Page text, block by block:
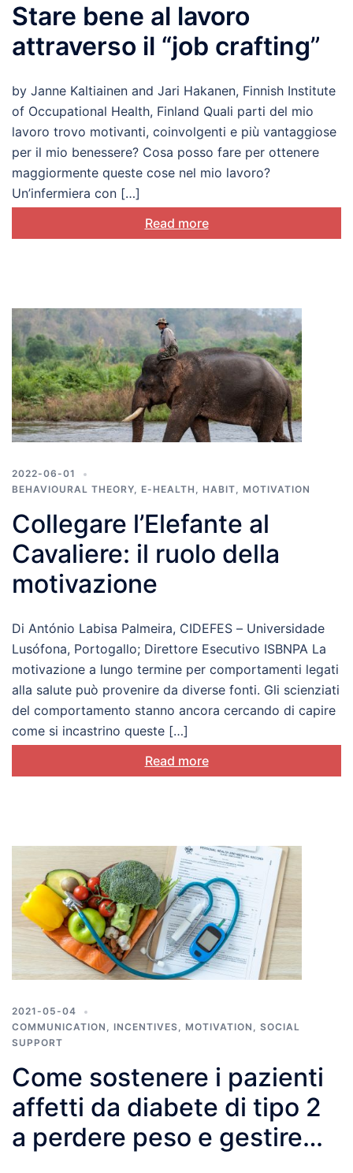
Stare bene al lavoro
attraverso il “job crafting”
by Janne Kaltiainen and Jari Hakanen, Finnish Institute
of Occupational Health, Finland Quali parti del mio
lavoro trovo motivanti, coinvolgenti e più vantaggiose
per il mio benessere? Cosa posso fare per ottenere
maggiormente queste cose nel mio lavoro?
Un’infermiera con […]
Read more
2022-06-01
BEHAVIOURAL THEORY, E-HEALTH , HABIT, MOTIVATION
Collegare l’Elefante al
Cavaliere: il ruolo della
motivazione
Di António Labisa Palmeira, CIDEFES – Universidade
Lusófona, Portogallo; Direttore Esecutivo ISBNPA La
motivazione a lungo termine per comportamenti legati
alla salute può provenire da diverse fonti. Gli scienziati
del comportamento stanno ancora cercando di capire
come si incastrino queste […]
Read more
2021-05-04
COMMUNICATION , INCENTIVES, MOTIVATION , SOCIAL
SUPPORT
Come sostenere i pazienti
affetti da diabete di tipo 2
a perdere peso e gestire